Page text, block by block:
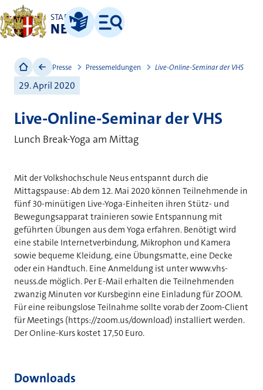
STADT
NEUSS
Leichte Sprache
Menü
Presse Pressemeldungen Live-Online-Seminar der VHS
29. April 2020
Live-Online-Seminar der VHS
Lunch Break-Yoga am Mittag
Mit der Volkshochschule Neus entspannt durch die
Mittagspause: Ab dem 12. Mai 2020 können Teilnehmende in
fünf 30-minütigen Live-Yoga-Einheiten ihren Stütz- und
Bewegungsapparat trainieren sowie Entspannung mit
geführten Übungen aus dem Yoga erfahren. Benötigt wird
eine stabile Internetverbindung, Mikrophon und Kamera
sowie bequeme Kleidung, eine Übungsmatte, eine Decke
oder ein Handtuch. Eine Anmeldung ist unter www.vhs-
neuss.de möglich. Per E-Mail erhalten die Teilnehmenden
zwanzig Minuten vor Kursbeginn eine Einladung für ZOOM.
Für eine reibungslose Teilnahme sollte vorab der Zoom-Client
für Meetings (https://zoom.us/download) installiert werden.
Der Online-Kurs kostet 17,50 Euro.
Downloads